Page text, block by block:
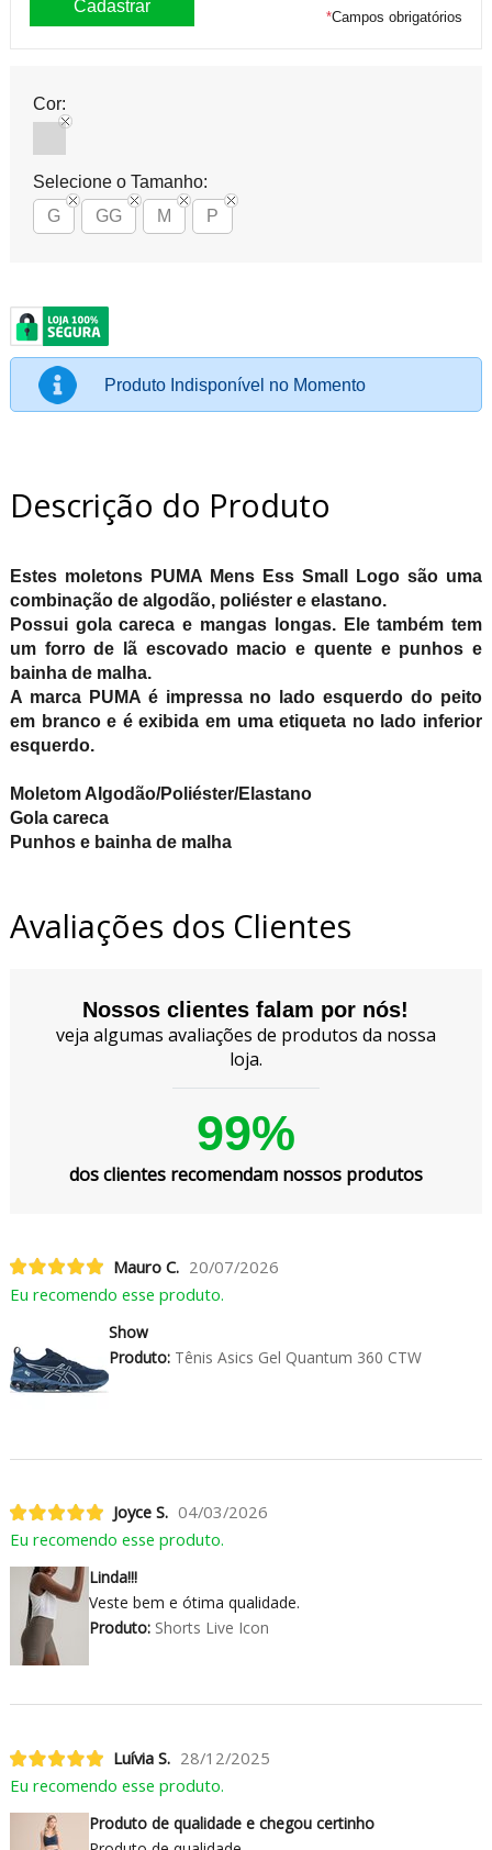
*Campos obrigatórios
Cor:
Selecione o Tamanho:
G
GG M P
Produto Indisponível no Momento
Descrição do Produto
Estes moletons PUMA Mens Ess Small Logo são uma
combinação de algodão, poliéster e elastano.
Possui gola careca e mangas longas. Ele também tem
um forro de lã escovado macio e quente e punhos e
bainha de malha.
A marca PUMA é impressa no lado esquerdo do peito
em branco e é exibida em uma etiqueta no lado inferior
esquerdo.
Moletom Algodão/Poliéster/Elastano
Gola careca
Punhos e bainha de malha
Avaliações dos Clientes
Nossos clientes falam por nós!
veja algumas avaliações de produtos da nossa
loja.
99%
dos clientes recomendam nossos produtos
Mauro C. 20/07/2026
Eu recomendo esse produto.
Show
Produto:Tênis Asics Gel Quantum 360 CTW
Joyce S. 04/03/2026
Eu recomendo esse produto.
Linda!!!
Veste bem e ótima qualidade.
Produto:Shorts Live Icon
Luívia S. 28/12/2025
Eu recomendo esse produto.
Produto de qualidade e chegou certinho